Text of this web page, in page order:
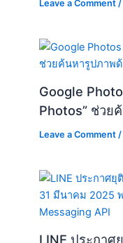
Leave a Comment /
Google
Photos” ช่วย
Leave a Comment /
LINE ประกาศ